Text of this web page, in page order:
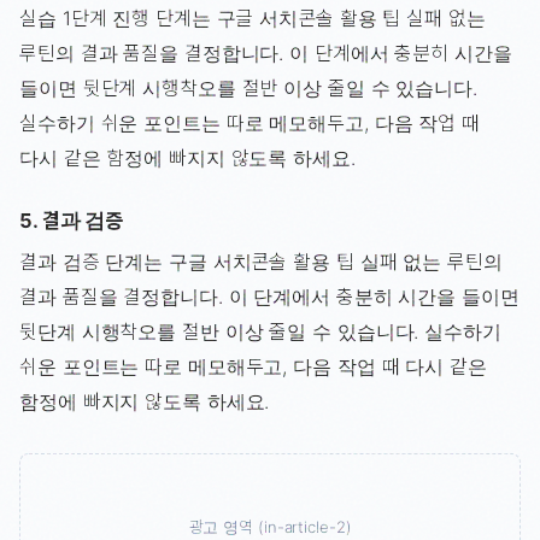
실습 1단계 진행 단계는 구글 서치콘솔 활용 팁 실패 없는
루틴의 결과 품질을 결정합니다. 이 단계에서 충분히 시간을
들이면 뒷단계 시행착오를 절반 이상 줄일 수 있습니다.
실수하기 쉬운 포인트는 따로 메모해두고, 다음 작업 때
다시 같은 함정에 빠지지 않도록 하세요.
5. 결과 검증
결과 검증 단계는 구글 서치콘솔 활용 팁 실패 없는 루틴의
결과 품질을 결정합니다. 이 단계에서 충분히 시간을 들이면
뒷단계 시행착오를 절반 이상 줄일 수 있습니다. 실수하기
쉬운 포인트는 따로 메모해두고, 다음 작업 때 다시 같은
함정에 빠지지 않도록 하세요.
광고 영역 (in-article-2)